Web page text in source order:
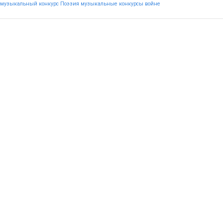
музыкальный конкурс Поэзия музыкальные конкурсы войне